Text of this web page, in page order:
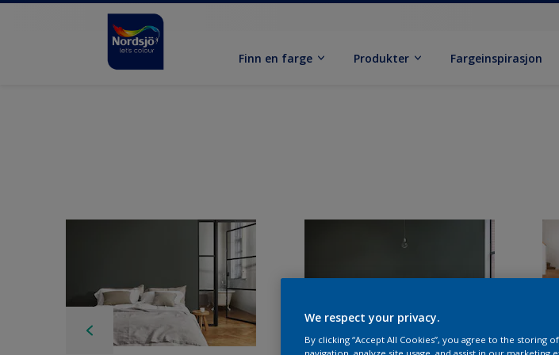
Finn en farge Produkter Fargeinspirasjon
We respect your privacy.
By clicking “Accept All Cookies”, you agree to the storing